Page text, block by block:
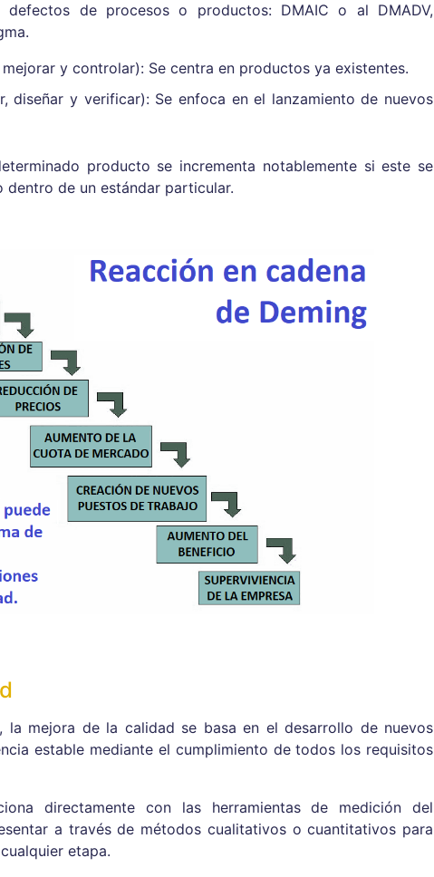
defectos de procesos o productos: DMAIC o al DMADV,
y controlar): Se centra en productos ya existentes.
diseñar y verificar): Se enfoca en el lanzamiento de nuevos
producto se incrementa notablemente si este se
de un estándar particular.
, la mejora de la calidad se basa en el desarrollo de nuevos
estable mediante el cumplimiento de todos los requisitos
directamente con las herramientas de medición del
a través de métodos cualitativos o cuantitativos para
etapa.